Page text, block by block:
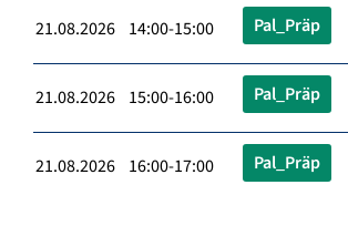
21.08.2026 14:00-15:00 Pal_Präp
21.08.2026 15:00-16:00 Pal_Präp
21.08.2026 16:00-17:00 Pal_Präp